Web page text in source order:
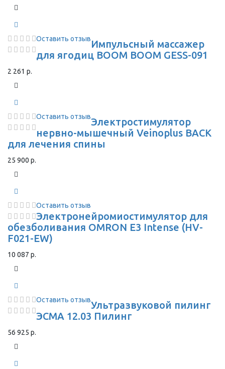
Оставить отзывИмпульсный массажер
для ягодиц BOOM BOOM GESS-091
2 261 р.
Оставить отзывЭлектростимулятор
нервно-мышечный Veinoplus BACK
для лечения спины
25 900 р.
Оставить отзыв
Электронейромиостимулятор для
обезболивания OMRON Е3 Intense (HV-
F021-EW)
10 087 р.
Оставить отзывУльтразвуковой пилинг
ЭСМА 12.03 Пилинг
56 925 р.